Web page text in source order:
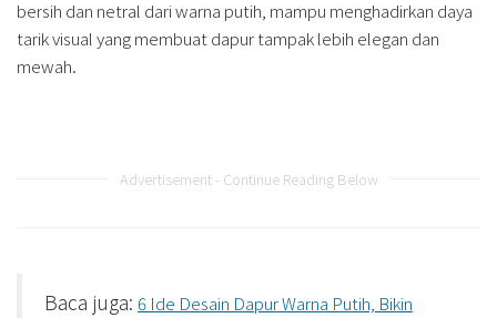
bersih dan netral dari warna putih, mampu menghadirkan daya
tarik visual yang membuat dapur tampak lebih elegan dan
mewah.
Advertisement - Continue Reading Below
Baca juga: 6 Ide Desain Dapur Warna Putih, Bikin